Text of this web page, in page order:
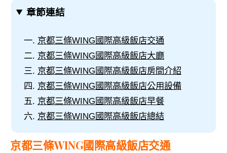
章節連結
京都三條WING國際高級飯店交通
京都三條WING國際高級飯店大廳
京都三條WING國際高級飯店房間介紹
京都三條WING國際高級飯店公用設備
京都三條WING國際高級飯店早餐
京都三條WING國際高級飯店總結
京都三條WING國際高級飯店交通